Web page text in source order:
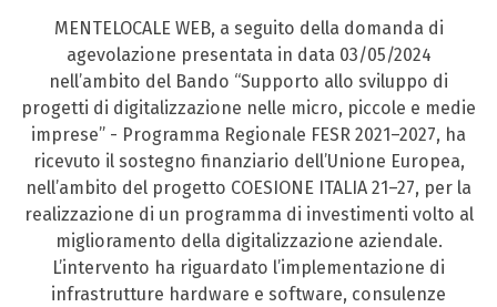
MENTELOCALE WEB, a seguito della domanda di
agevolazione presentata in data 03/05/2024
nell’ambito del Bando “Supporto allo sviluppo di
progetti di digitalizzazione nelle micro, piccole e medie
imprese” - Programma Regionale FESR 2021–2027, ha
ricevuto il sostegno finanziario dell’Unione Europea,
nell’ambito del progetto COESIONE ITALIA 21–27, per la
realizzazione di un programma di investimenti volto al
miglioramento della digitalizzazione aziendale.
L’intervento ha riguardato l’implementazione di
infrastrutture hardware e software, consulenze